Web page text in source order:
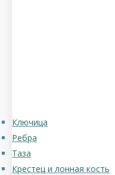
Ключица
Ребра
Таза
Крестец и лонная кость